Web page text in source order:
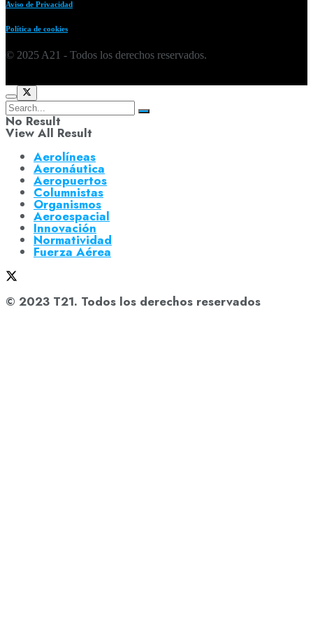
Aviso de Privacidad
Política de cookies
© 2025 A21 - Todos los derechos reservados.
No Result
View All Result
Aerolíneas
Aeronáutica
Aeropuertos
Columnistas
Organismos
Aeroespacial
Innovación
Normatividad
Fuerza Aérea
© 2023 T21. Todos los derechos reservados